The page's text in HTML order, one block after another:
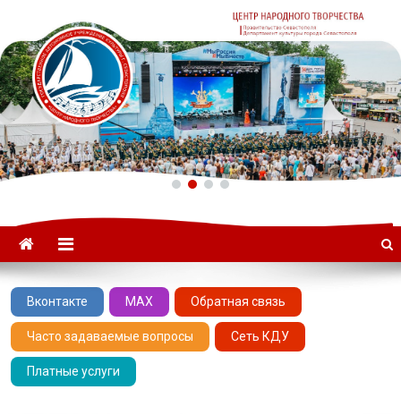
ГАУК «ЦНТ» –
Севастопольский Центр
народного творчества
Вконтакте MAX Обратная связь
Часто задаваемые вопросы Сеть КДУ
Платные услуги